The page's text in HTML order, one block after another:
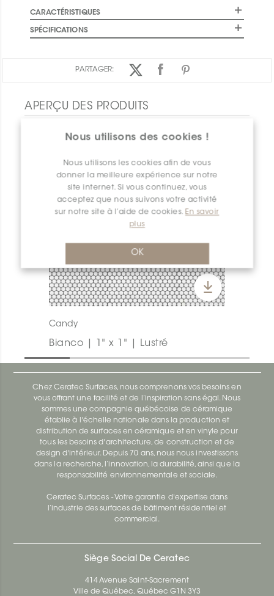
Nous utilisons des cookies !
Nous utilisons les cookies afin de vous
donner la meilleure expérience sur notre
site internet. Si vous continuez, vous
acceptez que nous suivons votre activité
sur notre site à l’aide de cookies. En savoir
plus
OK
CARACTÉRISTIQUES
SPÉCIFICATIONS
PARTAGER:
APERÇU DES PRODUITS
Candy
Bianco | 1" x 1" | Lustré
Chez Ceratec Surfaces, nous comprenons vos besoins en
vous offrant une facilité et de l’inspiration sans égal. Nous
sommes une compagnie québécoise de céramique
établie à l'échelle nationale dans la production et
distribution de surfaces en céramique et en vinyle pour
tous les besoins d'architecture, de construction et de
design d'intérieur. Depuis 70 ans, nous nous investissons
dans la recherche, l’innovation, la durabilité, ainsi que la
responsabilité environnementale et sociale.
Ceratec Surfaces - Votre garantie d'expertise dans
l’industrie des surfaces de bâtiment résidentiel et
commercial.
Siège Social De Ceratec
414 Avenue Saint-Sacrement
Ville de Québec, Québec G1N 3Y3